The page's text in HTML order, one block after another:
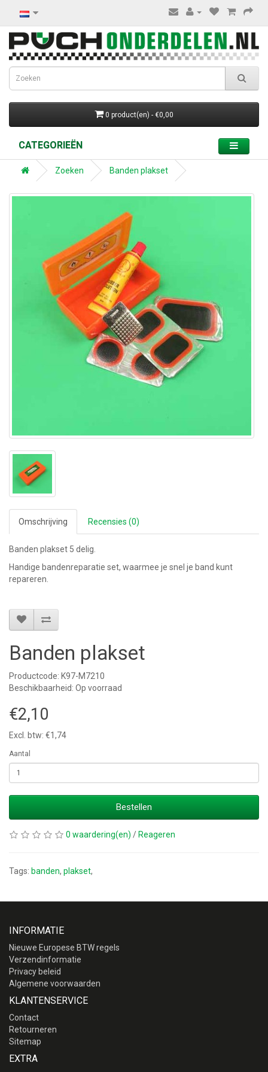
0 product(en) - €0,00
CATEGORIEËN
Zoeken Banden plakset
Omschrijving Recensies (0)
Banden plakset 5 delig.
Handige bandenreparatie set, waarmee je snel je band kunt
repareren.
Banden plakset
Productcode: K97-M7210
Beschikbaarheid: Op voorraad
€2,10
Excl. btw: €1,74
Aantal
Bestellen
0 waardering(en) / Reageren
Tags: banden, plakset,
INFORMATIE
Nieuwe Europese BTW regels
Verzendinformatie
Privacy beleid
Algemene voorwaarden
KLANTENSERVICE
Contact
Retourneren
Sitemap
EXTRA